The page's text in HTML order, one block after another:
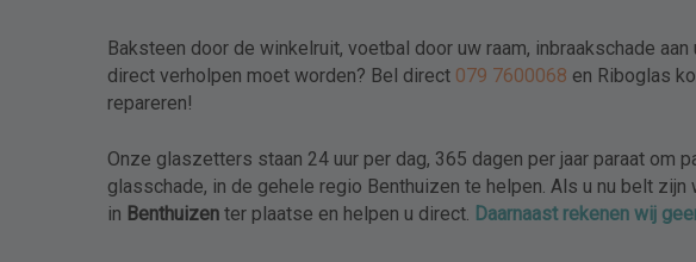
Levering
Ophalen
Aanvullende informatie
Baksteen door de winkelruit, voetbal door uw raam, inbraakschade
direct verholpen moet worden? Bel direct 079 7600068 en Riboglas
repareren!
Onze glaszetters staan 24 uur per dag, 365 dagen per jaar paraat om
glasschade, in de gehele regio Benthuizen te helpen. Als u nu belt zijn
in Benthuizen ter plaatse en helpen u direct. Daarnaast rekenen wij